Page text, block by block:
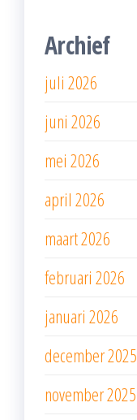
Archief
juli 2026
juni 2026
mei 2026
april 2026
maart 2026
februari 2026
januari 2026
december 2025
november 2025